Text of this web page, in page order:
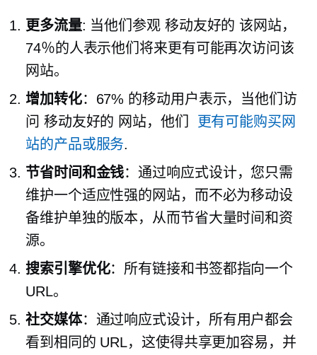
更多流量: 当他们参观 移动友好的 该网站，
74％的人表示他们将来更有可能再次访问该
网站。
增加转化：67% 的移动用户表示，当他们访
问 移动友好的 网站，他们
更有可能购买网
站的产品或服务.
节省时间和金钱：通过响应式设计，您只需
维护一个适应性强的网站，而不必为移动设
备维护单独的版本，从而节省大量时间和资
源。
搜索引擎优化：所有链接和书签都指向一个
URL。
社交媒体：通过响应式设计，所有用户都会
看到相同的 URL，这使得共享更加容易，并